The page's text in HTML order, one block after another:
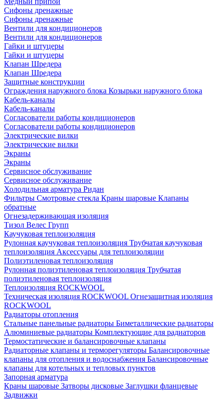
Сифоны дренажные
Сифоны дренажные
Вентили для кондиционеров
Вентили для кондиционеров
Гайки и штуцеры
Гайки и штуцеры
Клапан Шредера
Клапан Шредера
Защитные конструкции
Ограждения наружного блока Козырьки наружного блока
Кабель-каналы
Кабель-каналы
Согласователи работы кондиционеров
Согласователи работы кондиционеров
Электрические вилки
Электрические вилки
Экраны
Экраны
Сервисное обслуживание
Сервисное обслуживание
Холодильная арматура Ридан
Фильтры Смотровые стекла Краны шаровые Клапаны
обратные
Огнезадерживающая изоляция
Тизол Велес Групп
Каучуковая теплоизоляция
Рулонная каучуковая теплоизоляция Трубчатая каучуковая
теплоизоляция Аксессуары для теплоизоляции
Полиэтиленовая теплоизоляция
Рулонная полиэтиленовая теплоизоляция Трубчатая
полиэтиленовая теплоизоляция
Теплоизоляция ROCKWOOL
Техническая изоляция ROCKWOOL Огнезащитная изоляция
ROCKWOOL
Радиаторы отопления
Стальные панельные радиаторы Биметаллические радиаторы
Алюминиевые радиаторы Комплектующие для радиаторов
Термостатические и балансировочные клапаны
Радиаторные клапаны и терморегуляторы Балансировочные
клапаны для отопления и водоснабжения Балансировочные
клапаны для котельных и тепловых пунктов
Запорная арматура
Краны шаровые Затворы дисковые Заглушки фланцевые
Задвижки